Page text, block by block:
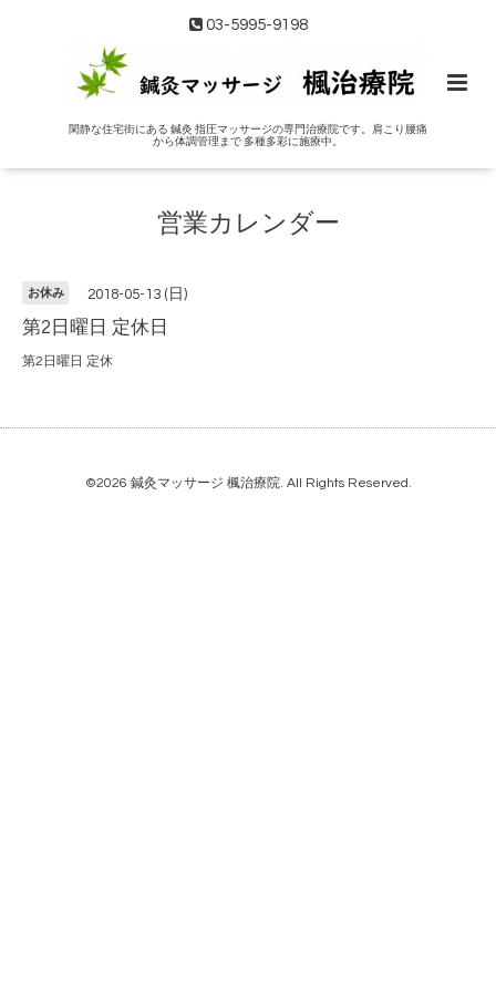
03-5995-9198
閑静な住宅街にある 鍼灸 指圧マッサージの専門治療院です。肩こり腰痛
から体調管理まで 多種多彩に施療中。
営業カレンダー
お休み 2018-05-13 (日)
第2日曜日 定休日
第2日曜日 定休
©2026 鍼灸マッサージ 楓治療院. All Rights Reserved.